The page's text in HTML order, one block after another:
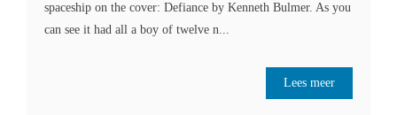
spaceship on the cover: Defiance by Kenneth Bulmer. As you
can see it had all a boy of twelve n...
Lees meer